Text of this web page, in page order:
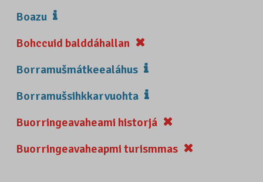
Boazu
Bohccuid balddáhallan
Borramušmátkeealáhus
Borramušsihkkarvuohta
Buorringeavaheami historjá
Buorringeavaheapmi turismmas